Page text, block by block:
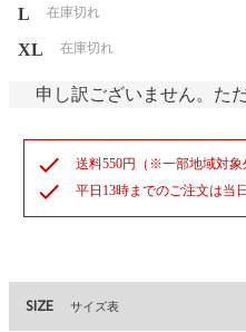
L
在庫切れ
XL
在庫切れ
申し訳ございません。た
check 送料550円（※一部地域対象
check 平日13時までのご注文は当
SIZE サイズ表